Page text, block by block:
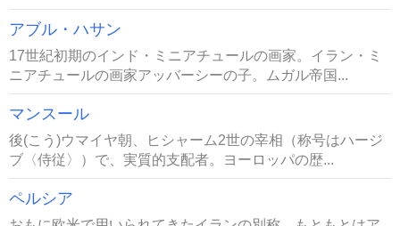
アブル・ハサン
17世紀初期のインド・ミニアチュールの画家。イラン・ミ
ニアチュールの画家アッバーシーの子。ムガル帝国...
マンスール
後(こう)ウマイヤ朝、ヒシャーム2世の宰相（称号はハージ
ブ〈侍従〉）で、実質的支配者。ヨーロッパの歴...
ペルシア